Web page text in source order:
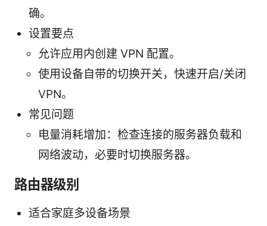
确。
设置要点
允许应用内创建 VPN 配置。
使用设备自带的切换开关，快速开启/关闭
VPN。
常见问题
电量消耗增加：检查连接的服务器负载和
网络波动，必要时切换服务器。
路由器级别
适合家庭多设备场景